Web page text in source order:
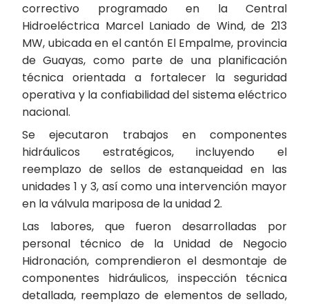
correctivo programado en la Central
Hidroeléctrica Marcel Laniado de Wind, de 213
MW, ubicada en el cantón El Empalme, provincia
de Guayas, como parte de una planificación
técnica orientada a fortalecer la seguridad
operativa y la confiabilidad del sistema eléctrico
nacional.
Se ejecutaron trabajos en componentes
hidráulicos estratégicos, incluyendo el
reemplazo de sellos de estanqueidad en las
unidades 1 y 3, así como una intervención mayor
en la válvula mariposa de la unidad 2.
Las labores, que fueron desarrolladas por
personal técnico de la Unidad de Negocio
Hidronación, comprendieron el desmontaje de
componentes hidráulicos, inspección técnica
detallada, reemplazo de elementos de sellado,